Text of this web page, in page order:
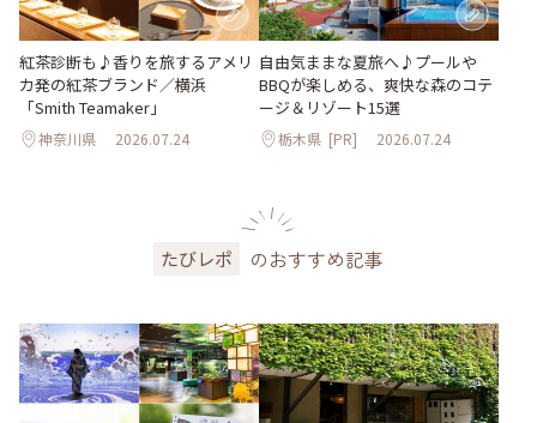
紅茶診断も♪香りを旅するアメリ
カ発の紅茶ブランド／横浜
「Smith Teamaker」
神奈川県 2026.07.24
自由気ままな夏旅へ♪プールや
BBQが楽しめる、爽快な森のコテ
ージ＆リゾート15選
栃木県 [PR] 2026.07.24
たびレポ のおすすめ記事